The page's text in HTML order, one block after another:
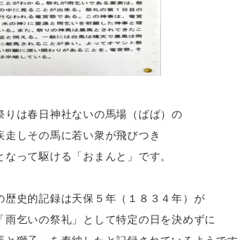
りは春日神社ないの馬場（ばば）の
走しその馬に若い衆が飛びつき
なって駆ける「おまんと」です。
歴史的記録は天保５年（１８３４年）が
雨乞いの祭礼」として特定の日を決めずに